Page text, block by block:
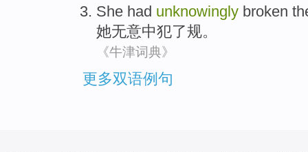
She had unknowingly broken
她无意中犯了规。
《牛津词典》
更多双语例句